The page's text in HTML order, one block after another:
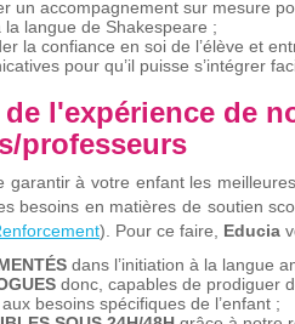
un accompagnement sur mesure
la langue de Shakespeare ;
la confiance en soi de l’élève et
pour qu’il puisse s’intégrer
l'expérience de
professeurs
garantir à votre enfant les
besoins en matières de soutien
). Pour ce faire, Educia
dans l’initiation à la langue
donc, capables de prodiguer
besoins spécifiques de l’enfant ;